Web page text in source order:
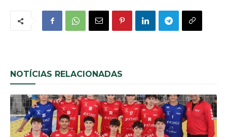
NOTÍCIAS RELACIONADAS